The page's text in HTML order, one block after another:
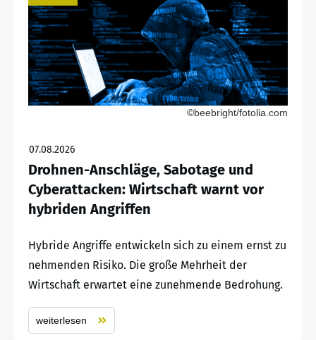
©beebright/fotolia.com
07.08.2026
Drohnen-Anschläge, Sabotage und
Cyberattacken: Wirtschaft warnt vor
hybriden Angriffen
Hybride Angriffe entwickeln sich zu einem ernst zu
nehmenden Risiko. Die große Mehrheit der
Wirtschaft erwartet eine zunehmende Bedrohung.
weiterlesen